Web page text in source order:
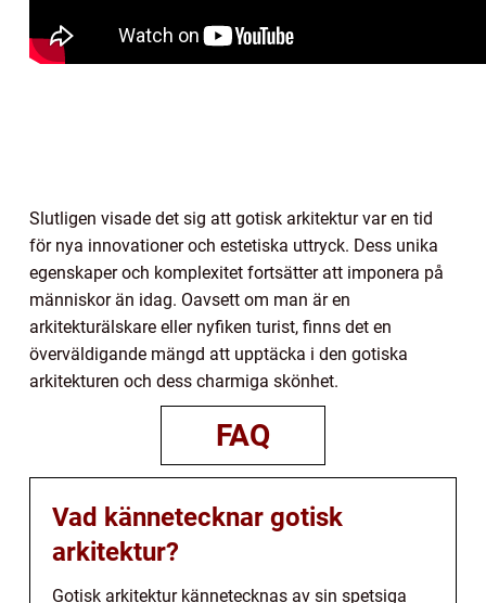
Slutligen visade det sig att gotisk arkitektur var en tid
för nya innovationer och estetiska uttryck. Dess unika
egenskaper och komplexitet fortsätter att imponera på
människor än idag. Oavsett om man är en
arkitekturälskare eller nyfiken turist, finns det en
överväldigande mängd att upptäcka i den gotiska
arkitekturen och dess charmiga skönhet.
FAQ
Vad kännetecknar gotisk
arkitektur?
Gotisk arkitektur kännetecknas av sin spetsiga